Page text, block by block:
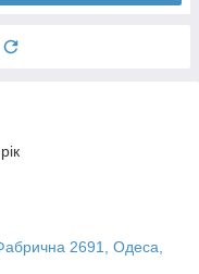
2691, Одеса,